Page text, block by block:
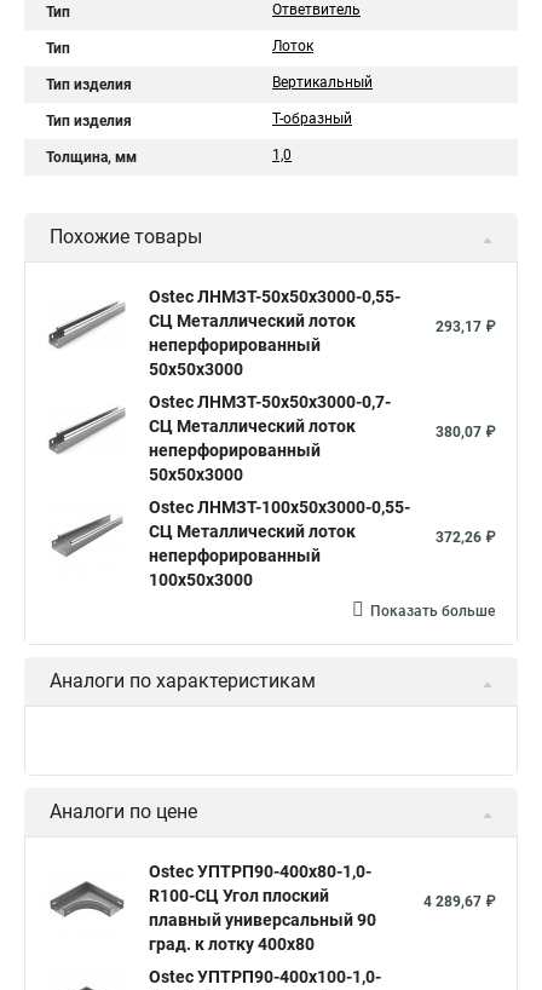
Тип Ответвитель
Тип Лоток
Тип изделия Вертикальный
Тип изделия Т-образный
Толщина, мм 1,0
Похожие товары
Ostec ЛНМЗТ-50х50х3000-0,55-
СЦ Металлический лоток
неперфорированный
50х50х3000
293,17 ₽
Ostec ЛНМЗТ-50х50х3000-0,7-
СЦ Металлический лоток
неперфорированный
50х50х3000
380,07 ₽
Ostec ЛНМЗТ-100х50х3000-0,55-
СЦ Металлический лоток
неперфорированный
100х50х3000
372,26 ₽
Показать больше
Аналоги по характеристикам
Аналоги по цене
Ostec УПТРП90-400х80-1,0-
R100-СЦ Угол плоский
плавный универсальный 90
град. к лотку 400х80
4 289,67 ₽
Ostec УПТРП90-400х100-1,0-